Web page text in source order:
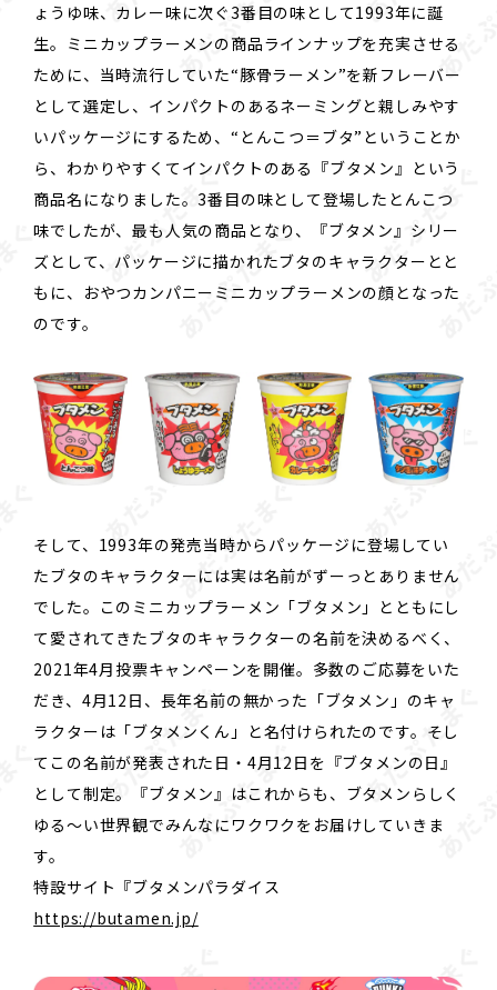
ょうゆ味、カレー味に次ぐ3番目の味として1993年に誕
生。ミニカップラーメンの商品ラインナップを充実させる
ために、当時流行していた“豚骨ラーメン”を新フレーバー
として選定し、インパクトのあるネーミングと親しみやす
いパッケージにするため、“とんこつ＝ブタ”ということか
ら、わかりやすくてインパクトのある『ブタメン』という
商品名になりました。3番目の味として登場したとんこつ
味でしたが、最も人気の商品となり、『ブタメン』シリー
ズとして、パッケージに描かれたブタのキャラクターとと
もに、おやつカンパニーミニカップラーメンの顔となった
のです。
そして、1993年の発売当時からパッケージに登場してい
たブタのキャラクターには実は名前がずーっとありません
でした。このミニカップラーメン「ブタメン」とともにし
て愛されてきたブタのキャラクターの名前を決めるべく、
2021年4月投票キャンペーンを開催。多数のご応募をいた
だき、4月12日、長年名前の無かった「ブタメン」のキャ
ラクターは「ブタメンくん」と名付けられたのです。そし
てこの名前が発表された日・4月12日を『ブタメンの日』
として制定。『ブタメン』はこれからも、ブタメンらしく
ゆる～い世界観でみんなにワクワクをお届けしていきま
す。
特設サイト『ブタメンパラダイス
https://butamen.jp/